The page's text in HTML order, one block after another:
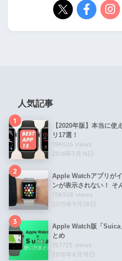
人気記事
1
【2020年版】本当に
リ17選！
194026 views
2016年3月16日
2
Apple Watchアプリが
ンが表示されない！ そ
158568 views
2015年9月28日
3
Apple Watch版「Suica
とめ
157725 views
2018年8月18日